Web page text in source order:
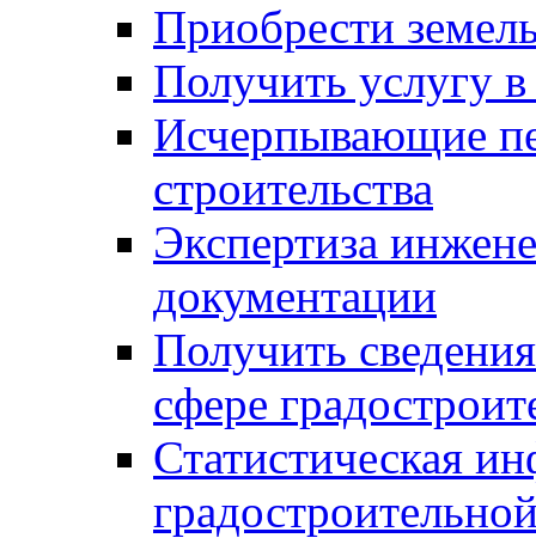
Приобрести
Получить услугу в
Исчерпывающие
строительства
Экспертиза
документации
Получить
сфере
Статистическая